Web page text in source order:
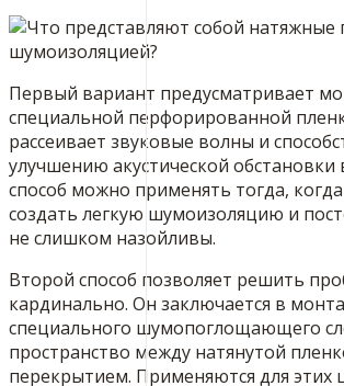
Первый вариант предусматривает
специальной перфорированной
рассеивает звуковые волны и
улучшению акустической обстановки
способ можно применять тогда,
создать легкую шумоизоляцию и
не слишком назойливы.
Второй способ позволяет решить
кардинально. Он заключается в
специального шумопоглощающего
пространство между натянутой
перекрытием. Применяются для этих